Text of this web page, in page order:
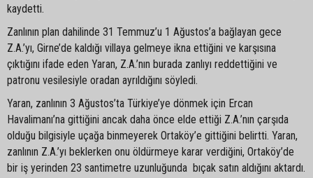
kaydetti.
Zanlının plan dahilinde 31 Temmuz’u 1 Ağustos’a bağlayan gece
Z.A.’yı, Girne’de kaldığı villaya gelmeye ikna ettiğini ve karşısına
çıktığını ifade eden Yaran, Z.A.’nın burada zanlıyı reddettiğini ve
patronu vesilesiyle oradan ayrıldığını söyledi.
Yaran, zanlının 3 Ağustos’ta Türkiye’ye dönmek için Ercan
Havalimanı’na gittiğini ancak daha önce elde ettiği Z.A.’nın çarşıda
olduğu bilgisiyle uçağa binmeyerek Ortaköy’e gittiğini belirtti. Yaran,
zanlının Z.A.’yı beklerken onu öldürmeye karar verdiğini, Ortaköy’de
bir iş yerinden 23 santimetre uzunluğunda bıçak satın aldığını aktardı.